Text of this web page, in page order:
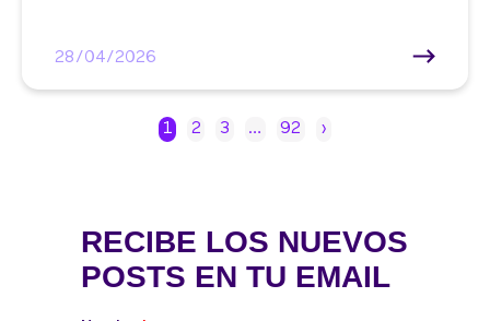
28/04/2026
1 2 3 … 92 ›